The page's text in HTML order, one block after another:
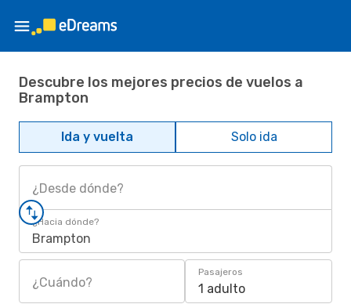
Descubre los mejores precios de vuelos a
Brampton
Ida y vuelta Solo ida
¿Desde dónde?
¿Hacia dónde?
Brampton
¿Cuándo?
Pasajeros
1 adulto